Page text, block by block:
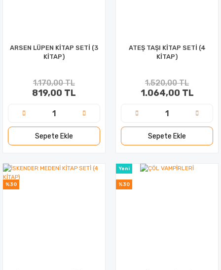
ARSEN LÜPEN KİTAP SETİ (3
KİTAP)
1.170,00 TL
819,00 TL
Sepete Ekle
ATEŞ TAŞI KİTAP SETİ (4
KİTAP)
1.520,00 TL
1.064,00 TL
Sepete Ekle
%30 %30
Yeni